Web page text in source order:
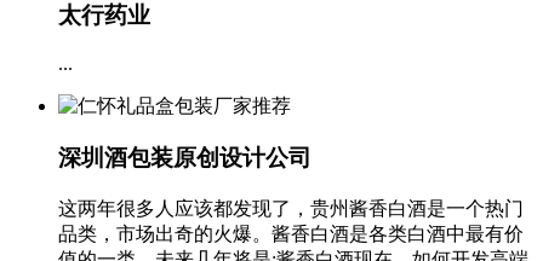
太行药业
...
深圳酒包装原创设计公司
这两年很多人应该都发现了，贵州酱香白酒是一个热门
品类，市场出奇的火爆。酱香白酒是各类白酒中最有价